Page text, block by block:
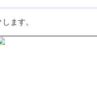
ます。